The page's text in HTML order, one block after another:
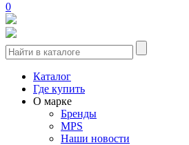
0
Каталог
Где купить
О марке
Бренды
MPS
Наши новости